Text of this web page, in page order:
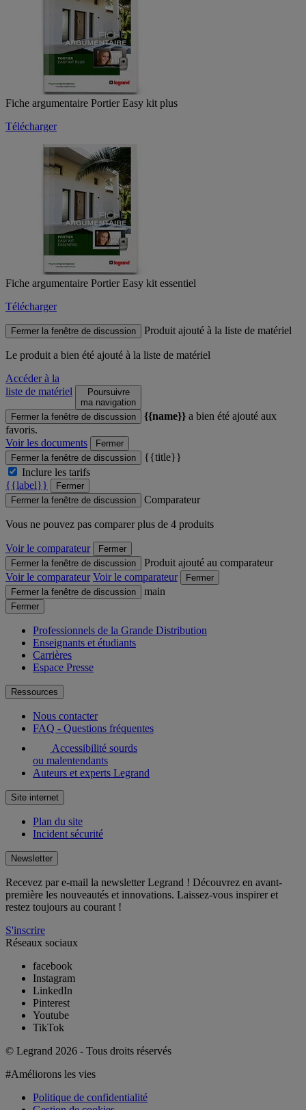
Fiche argumentaire Portier Easy kit plus
Télécharger
Fiche argumentaire Portier Easy kit essentiel
Télécharger
Fermer la fenêtre de discussion Produit ajouté à la liste de matériel
Le produit a bien été ajouté à la liste de matériel
Accéder à la
liste de matériel
Poursuivre
ma navigation
Fermer la fenêtre de discussion
{{name}} a bien été ajouté aux
favoris.
Voir les documents
Fermer
Fermer la fenêtre de discussion
{{title}}
Inclure les tarifs
{{label}}
Fermer
Fermer la fenêtre de discussion
Comparateur
Vous ne pouvez pas comparer plus de 4 produits
Voir le comparateur
Fermer
Fermer la fenêtre de discussion
Produit ajouté au comparateur
Voir le comparateur Voir le comparateur
Fermer
Fermer la fenêtre de discussion
main
Fermer
Professionnels de la Grande Distribution
Enseignants et étudiants
Carrières
Espace Presse
Ressources
Nous contacter
FAQ - Questions fréquentes
Accessibilité sourds
ou malentendants
Auteurs et experts Legrand
Site internet
Plan du site
Incident sécurité
Newsletter
Recevez par e-mail la newsletter Legrand ! Découvrez en avant-
première les nouveautés et innovations. Laissez-vous inspirer et
restez toujours au courant !
S'inscrire
Réseaux sociaux
facebook
Instagram
LinkedIn
Pinterest
Youtube
TikTok
© Legrand 2026 - Tous droits réservés
#Améliorons les vies
Politique de confidentialité